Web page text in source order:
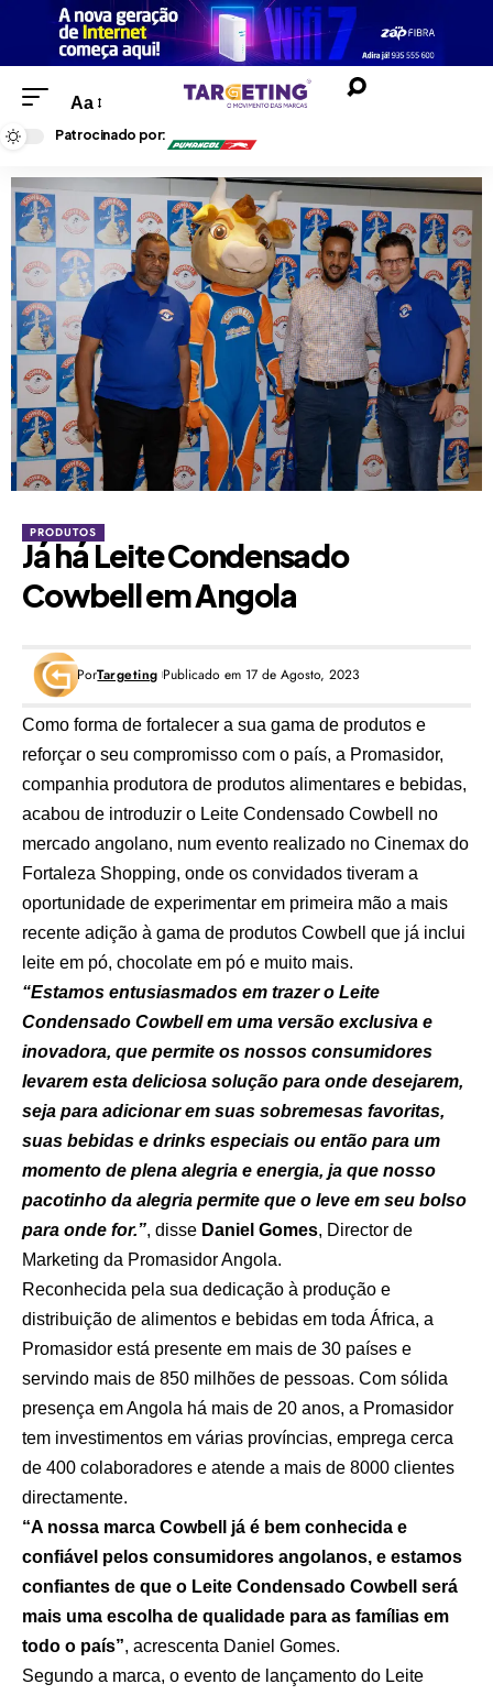
Aa
Patrocinado por:
PRODUTOS
Já há Leite Condensado
Cowbell em Angola
PorTargeting Publicado em 17 de Agosto, 2023
Como forma de fortalecer a sua gama de produtos e
reforçar o seu compromisso com o país, a Promasidor,
companhia produtora de produtos alimentares e bebidas,
acabou de introduzir o Leite Condensado Cowbell no
mercado angolano, num evento realizado no Cinemax do
Fortaleza Shopping, onde os convidados tiveram a
oportunidade de experimentar em primeira mão a mais
recente adição à gama de produtos Cowbell que já inclui
leite em pó, chocolate em pó e muito mais.
“Estamos entusiasmados em trazer o Leite
Condensado Cowbell em uma versão exclusiva e
inovadora, que permite os nossos consumidores
levarem esta deliciosa solução para onde desejarem,
seja para adicionar em suas sobremesas favoritas,
suas bebidas e drinks especiais ou então para um
momento de plena alegria e energia, ja que nosso
pacotinho da alegria permite que o leve em seu bolso
para onde for.”, disse Daniel Gomes, Director de
Marketing da Promasidor Angola.
Reconhecida pela sua dedicação à produção e
distribuição de alimentos e bebidas em toda África, a
Promasidor está presente em mais de 30 países e
servindo mais de 850 milhões de pessoas. Com sólida
presença em Angola há mais de 20 anos, a Promasidor
tem investimentos em várias províncias, emprega cerca
de 400 colaboradores e atende a mais de 8000 clientes
directamente.
“A nossa marca Cowbell já é bem conhecida e
confiável pelos consumidores angolanos, e estamos
confiantes de que o Leite Condensado Cowbell será
mais uma escolha de qualidade para as famílias em
todo o país”, acrescenta Daniel Gomes.
Segundo a marca, o evento de lançamento do Leite